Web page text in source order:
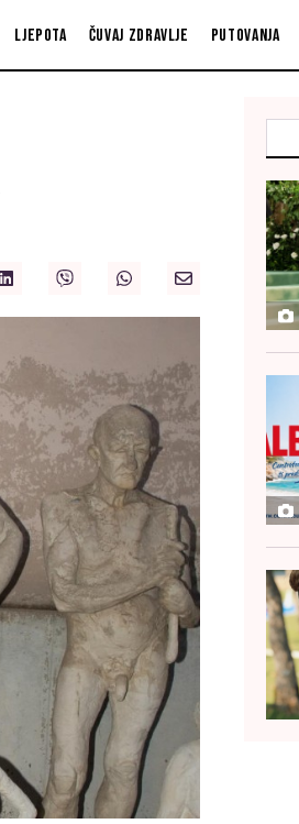
Ljepota Čuvaj zdravlje Putovanja